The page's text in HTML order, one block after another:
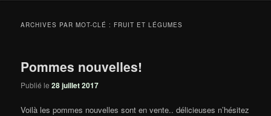
ARCHIVES PAR MOT-CLÉ : FRUIT ET LÉGUMES
Pommes nouvelles!
Publié le28 juillet 2017
Voilà les pommes nouvelles sont en vente.. délicieuses n’hésitez